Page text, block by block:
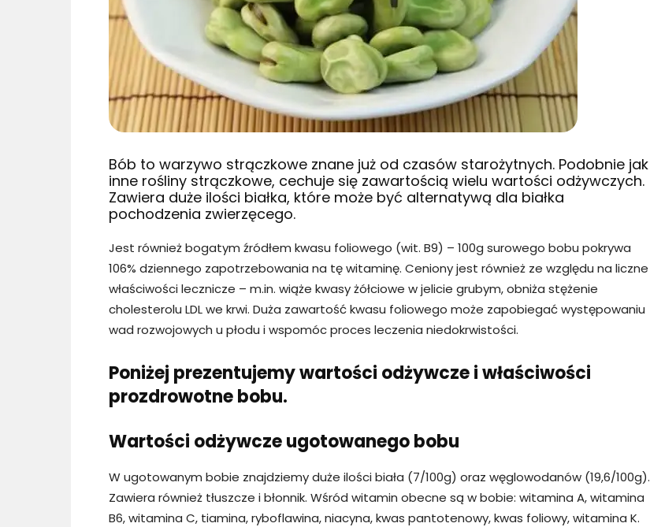
Bób to warzywo strączkowe znane już od czasów starożytnych. Podobnie jak
inne rośliny strączkowe, cechuje się zawartością wielu wartości odżywczych.
Zawiera duże ilości białka, które może być alternatywą dla białka
pochodzenia zwierzęcego.
Jest również bogatym źródłem kwasu foliowego (wit. B9) – 100g surowego bobu pokrywa
106% dziennego zapotrzebowania na tę witaminę. Ceniony jest również ze względu na liczne
właściwości lecznicze – m.in. wiąże kwasy żółciowe w jelicie grubym, obniża stężenie
cholesterolu LDL we krwi. Duża zawartość kwasu foliowego może zapobiegać występowaniu
wad rozwojowych u płodu i wspomóc proces leczenia niedokrwistości.
Poniżej prezentujemy wartości odżywcze i właściwości
prozdrowotne bobu.
Wartości odżywcze ugotowanego bobu
W ugotowanym bobie znajdziemy duże ilości biała (7/100g) oraz węglowodanów (19,6/100g).
Zawiera również tłuszcze i błonnik. Wśród witamin obecne są w bobie: witamina A, witamina
B6, witamina C, tiamina, ryboflawina, niacyna, kwas pantotenowy, kwas foliowy, witamina K.